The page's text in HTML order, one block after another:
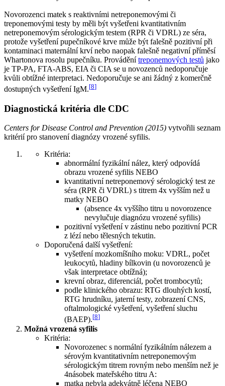
Novorozenci matek s reaktivními netreponemovými či
treponemovými testy by měli být vyšetřeni kvantitativním
netreponemovým sérologickým testem (RPR či VDRL) ze séra,
protože vyšetření pupečníkové krve může být falešně pozitivní při
kontaminaci maternální krví nebo naopak falešně negativní příměsí
Whartonova rosolu pupečníku. Prováděnítreponemových testů jako
je TP-PA, FTA-ABS, EIA či CIA se u novozenců nedoporučuje
kvůli obtížné interpretaci. Nedoporučuje se ani žádný z komerčně
dostupných vyšetření IgM.[8]
Diagnostická kritéria dle CDC
Centers for Disease Control and Prevention (2015) vytvořili seznam
kritérií pro stanovení diagnózy vrozené syfilis.
Kritéria:
abnormální fyzikální nález, který odpovídá
obrazu vrozené syfilis NEBO
kvantitativní netreponemový sérologický test ze
séra (RPR či VDRL) s titrem 4x vyšším než u
matky NEBO
(absence 4x vyššího titru u novorozence
nevylučuje diagnózu vrozené syfilis)
pozitivní vyšetření v zástinu nebo pozitivní PCR
z lézí nebo tělesných tekutin.
Doporučená další vyšetření:
vyšetření mozkomíšního moku: VDRL, počet
leukocytů, hladiny bílkovin (u novorozenců je
však interpretace obtížná);
krevní obraz, diferenciál, počet trombocytů;
podle klinického obrazu: RTG dlouhých kostí,
RTG hrudníku, jaterní testy, zobrazení CNS,
oftalmologické vyšetření, vyšetření sluchu
(BAEP).[8]
Možná vrozená syfilis
Kritéria:
Novorozenec s normální fyzikálním nálezem a
sérovým kvantitativním netreponemovým
sérologickým titrem rovným nebo menším než je
4násobek mateřského titru A:
matka nebyla adekvátně léčena NEBO